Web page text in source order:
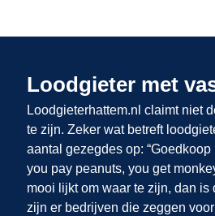
Loodgieter met
Loodgieterhattem.nl claimt niet
te zijn. Zeker wat betreft
aantal gezegdes op: “Goedkoop
you pay peanuts, you get
mooi lijkt om waar te zijn, dan is
zijn er bedrijven die zeggen